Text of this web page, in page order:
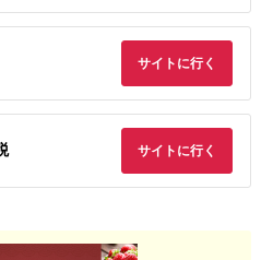
サイトに行く
サイトに行く